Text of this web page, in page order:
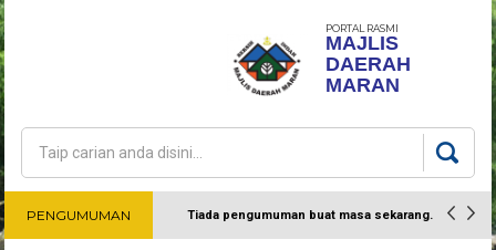
PORTAL RASMI
MAJLIS
DAERAH
MARAN
Borang carian
Carian
PENGUMUMAN Tiada pengumuman buat masa sekarang.